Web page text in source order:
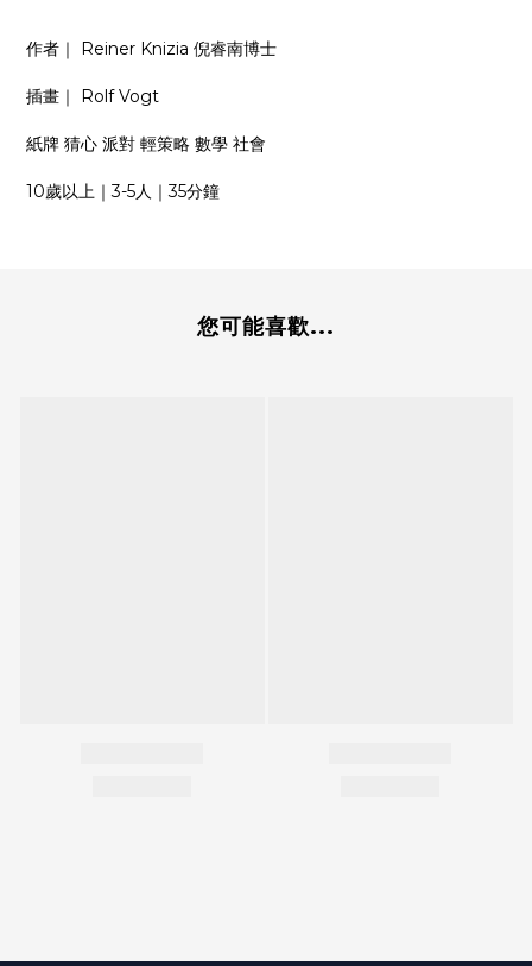
作者｜ Reiner Knizia 倪睿南博士
插畫｜ Rolf Vogt
紙牌 猜心 派對 輕策略 數學 社會
10歲以上｜3-5人｜35分鐘
您可能喜歡...